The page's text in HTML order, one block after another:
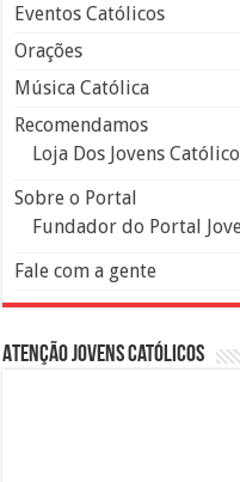
Eventos Católicos
Orações
Música Católica
Recomendamos
Loja Dos Jovens
Sobre o Portal
Fundador do Portal
Fale com a gente
Atenção Jovens Católicos